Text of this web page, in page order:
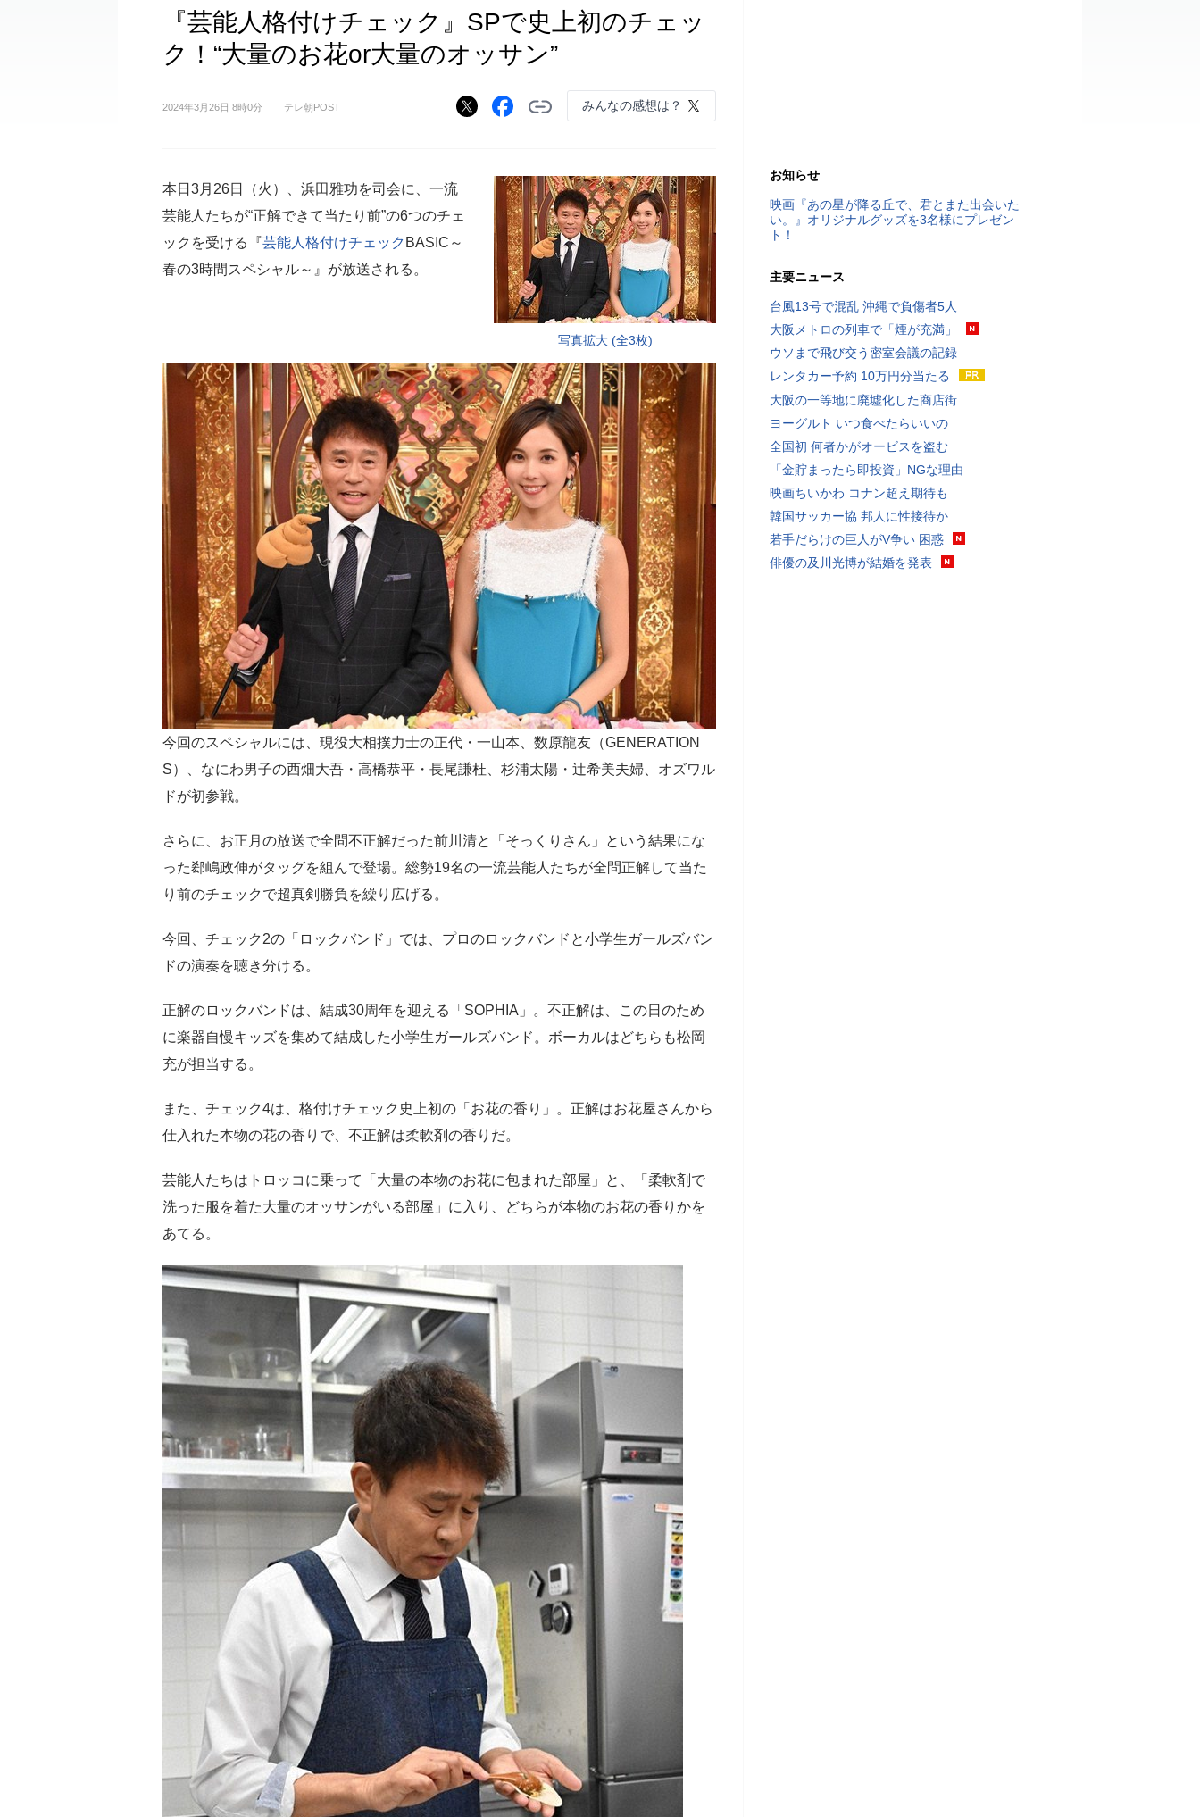
『芸能人格付けチェック』SPで史上初のチェッ
ク！“大量のお花or大量のオッサン”
2024年3月26日 8時0分 テレ朝POST みんなの感想は？
写真拡大 (全3枚)
本日3月26日（火）、浜田雅功を司会に、一流
芸能人たちが“正解できて当たり前”の6つのチェ
ックを受ける『芸能人格付けチェック BASIC～
春の3時間スペシャル～』が放送される。
今回のスペシャルには、現役大相撲力士の正代・一山本、数原龍友（GENERATION
S）、なにわ男子の西畑大吾・高橋恭平・長尾謙杜、杉浦太陽・辻希美夫婦、オズワル
ドが初参戦。
さらに、お正月の放送で全問不正解だった前川清と「そっくりさん」という結果にな
った郄嶋政伸がタッグを組んで登場。総勢19名の一流芸能人たちが全問正解して当た
り前のチェックで超真剣勝負を繰り広げる。
今回、チェック2の「ロックバンド」では、プロのロックバンドと小学生ガールズバン
ドの演奏を聴き分ける。
正解のロックバンドは、結成30周年を迎える「SOPHIA」。不正解は、この日のため
に楽器自慢キッズを集めて結成した小学生ガールズバンド。ボーカルはどちらも松岡
充が担当する。
また、チェック4は、格付けチェック史上初の「お花の香り」。正解はお花屋さんから
仕入れた本物の花の香りで、不正解は柔軟剤の香りだ。
芸能人たちはトロッコに乗って「大量の本物のお花に包まれた部屋」と、「柔軟剤で
洗った服を着た大量のオッサンがいる部屋」に入り、どちらが本物のお花の香りかを
あてる。
お知らせ
映画『あの星が降る丘で、君とまた出会いた
い。』オリジナルグッズを3名様にプレゼン
ト！
主要ニュース
台風13号で混乱 沖縄で負傷者5人
大阪メトロの列車で「煙が充満」
ウソまで飛び交う密室会議の記録
レンタカー予約 10万円分当たる
大阪の一等地に廃墟化した商店街
ヨーグルト いつ食べたらいいの
全国初 何者かがオービスを盗む
「金貯まったら即投資」NGな理由
映画ちいかわ コナン超え期待も
韓国サッカー協 邦人に性接待か
若手だらけの巨人がV争い 困惑
俳優の及川光博が結婚を発表